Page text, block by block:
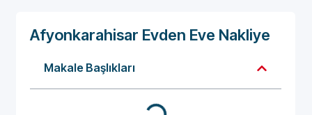
Afyonkarahisar Evden Eve Nakliye
Makale Başlıkları